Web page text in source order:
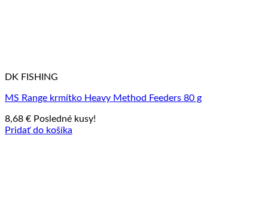
DK FISHING
MS Range krmítko Heavy Method Feeders 80 g
8,68 € Posledné kusy!
Pridať do košíka